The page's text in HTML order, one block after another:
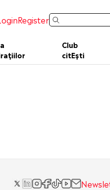
Register
Club
citEști